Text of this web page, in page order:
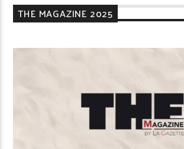
THE MAGAZINE 2025